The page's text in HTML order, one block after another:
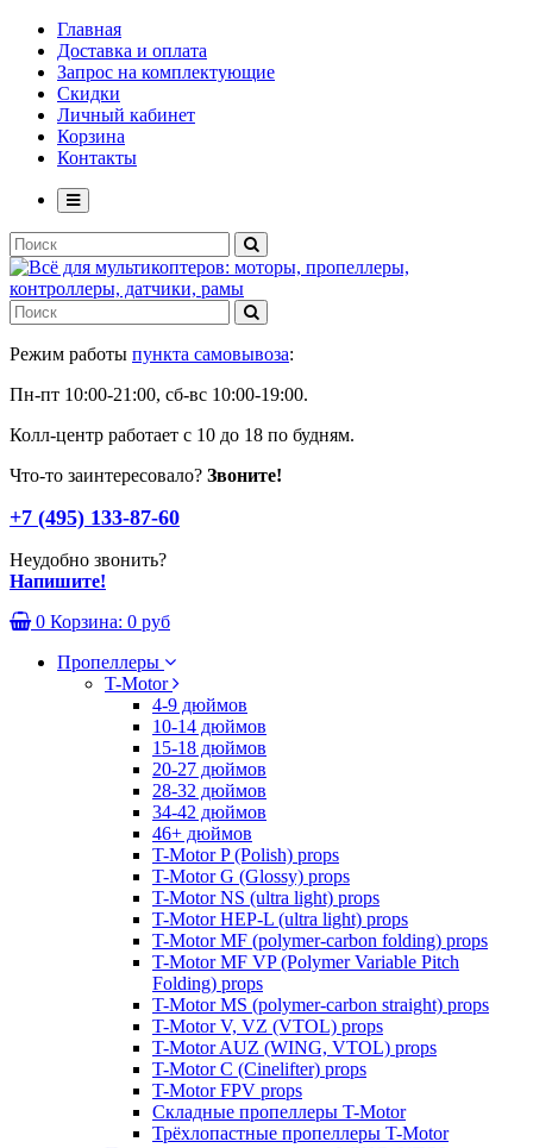
Главная
Доставка и оплата
Запрос на комплектующие
Скидки
Личный кабинет
Корзина
Контакты
Режим работы пункта самовывоза:
Пн-пт 10:00-21:00, сб-вс 10:00-19:00.
Колл-центр работает с 10 до 18 по будням.
Что-то заинтересовало? Звоните!
+7 (495) 133-87-60
Неудобно звонить?
Напишите!
0 Корзина: 0 руб
Пропеллеры
T-Motor
4-9 дюймов
10-14 дюймов
15-18 дюймов
20-27 дюймов
28-32 дюймов
34-42 дюймов
46+ дюймов
T-Motor P (Polish) props
T-Motor G (Glossy) props
T-Motor NS (ultra light) props
T-Motor HEP-L (ultra light) props
T-Motor MF (polymer-carbon folding) props
T-Motor MF VP (Polymer Variable Pitch
Folding) props
T-Motor MS (polymer-carbon straight) props
T-Motor V, VZ (VTOL) props
T-Motor AUZ (WING, VTOL) props
T-Motor C (Cinelifter) props
T-Motor FPV props
Складные пропеллеры T-Motor
Трёхлопастные пропеллеры T-Motor